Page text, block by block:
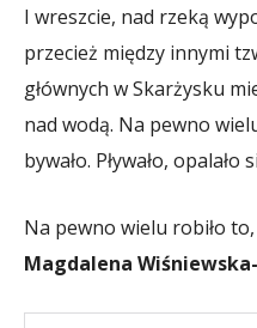
I wreszcie, nad rzeką
przecież między innymi
głównych w Skarżysku
nad wodą. Na pewno
bywało. Pływało,
Na pewno wielu robiło
Magdalena